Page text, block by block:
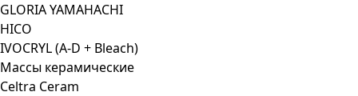
GLORIA YAMAHACHI
HICO
IVOCRYL (A-D + Bleach)
Массы керамические
Celtra Ceram